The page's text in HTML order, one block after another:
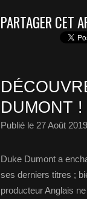
PARTAGER CET
DUMONT !
Publié le 27 Août 2019
Duke Dumont a
ses derniers titres ;
producteur Anglais